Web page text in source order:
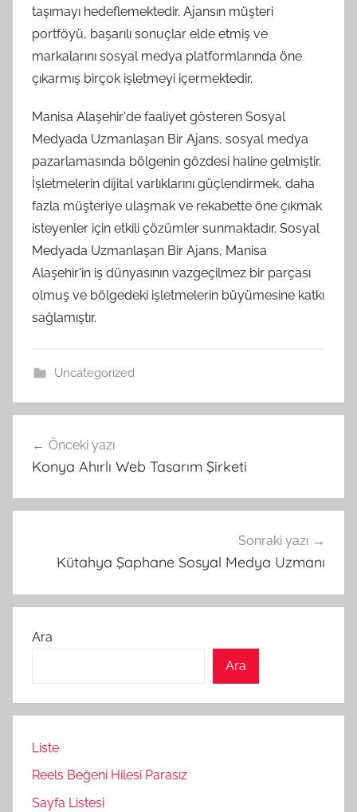
taşımayı hedeflemektedir. Ajansın müşteri
portföyü, başarılı sonuçlar elde etmiş ve
markalarını sosyal medya platformlarında öne
çıkarmış birçok işletmeyi içermektedir.
Manisa Alaşehir'de faaliyet gösteren Sosyal
Medyada Uzmanlaşan Bir Ajans, sosyal medya
pazarlamasında bölgenin gözdesi haline gelmiştir.
İşletmelerin dijital varlıklarını güçlendirmek, daha
fazla müşteriye ulaşmak ve rekabette öne çıkmak
isteyenler için etkili çözümler sunmaktadır. Sosyal
Medyada Uzmanlaşan Bir Ajans, Manisa
Alaşehir'in iş dünyasının vazgeçilmez bir parçası
olmuş ve bölgedeki işletmelerin büyümesine katkı
sağlamıştır.
Uncategorized
gezinmesi
Önceki yazı
Konya Ahırlı Web Tasarım Şirketi
Sonraki yazı
Kütahya Şaphane Sosyal Medya Uzmanı
Ara
Ara
Liste
Reels Beğeni Hilesi Parasız
Sayfa Listesi